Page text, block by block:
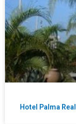
Hotel Palma